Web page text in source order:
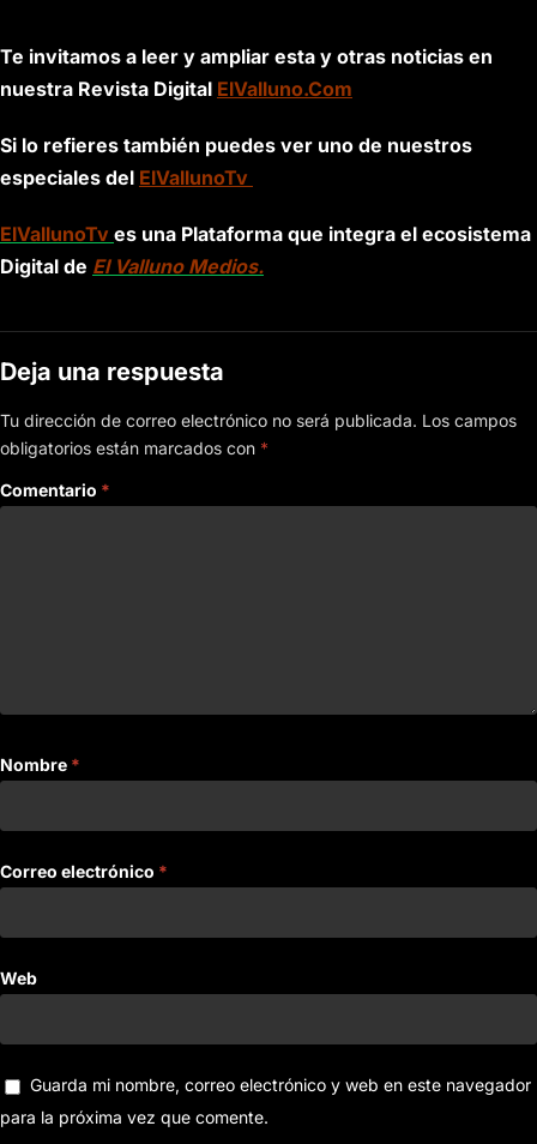
Te invitamos a leer y ampliar esta y otras noticias en
nuestra Revista Digital ElValluno.Com
Si lo refieres también puedes ver uno de nuestros
especiales del ElVallunoTv
ElVallunoTv es una Plataforma que integra el ecosistema
Digital de El Valluno Medios.
Deja una respuesta
Tu dirección de correo electrónico no será publicada. Los campos
obligatorios están marcados con *
Comentario *
Nombre *
Correo electrónico *
Web
Guarda mi nombre, correo electrónico y web en este navegador
para la próxima vez que comente.